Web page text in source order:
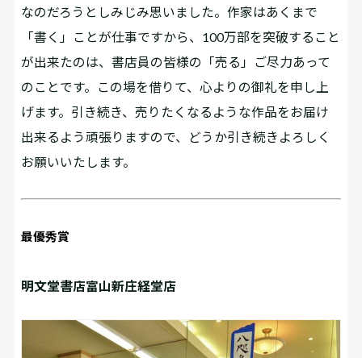
なのだろうとしみじみ思いました。作家はあくまで
「書く」ことが仕事ですから、100万部を突破すること
が出来たのは、書店員の皆様の「売る」ご尽力あって
のことです。この場を借りて、心よりの御礼を申し上
げます。引き続き、売りたくなるような作品をお届け
出来るよう頑張りますので、どうか引き続きよろしく
お願いいたします。
最優秀賞
明文堂書店富山新庄経堂店